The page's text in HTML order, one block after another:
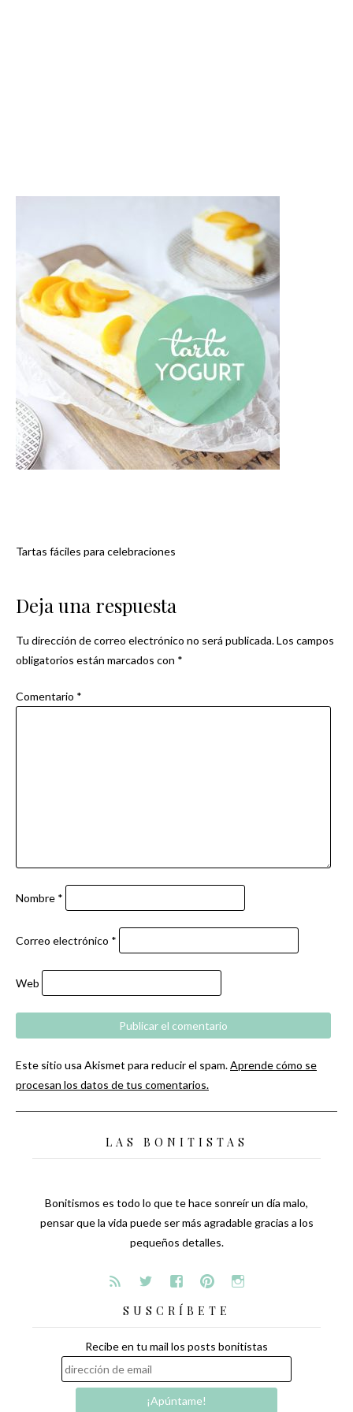
Navegación
de
entradas
Tartas fáciles para celebraciones
Deja una respuesta
Tu dirección de correo electrónico no será publicada.Los campos
obligatorios están marcados con *
Comentario *
Nombre *
Correo electrónico *
Web
Este sitio usa Akismet para reducir el spam.Aprende cómo se
procesan los datos de tus comentarios.
LAS BONITISTAS
Bonitismos es todo lo que te hace sonreír un día malo,
pensar que la vida puede ser más agradable gracias a los
pequeños detalles.
SUSCRÍBETE
Recibe en tu mail los posts bonitistas